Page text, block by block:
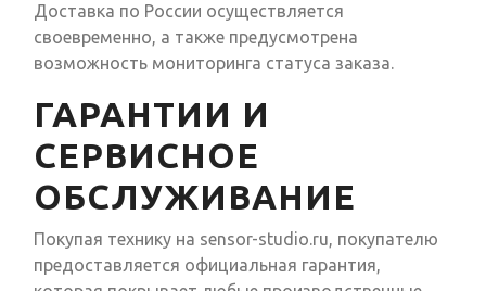
Доставка по России осуществляется
своевременно, а также предусмотрена
возможность мониторинга статуса заказа.
ГАРАНТИИ И
СЕРВИСНОЕ
ОБСЛУЖИВАНИЕ
Покупая технику на sensor-studio.ru, покупателю
предоставляется официальная гарантия,